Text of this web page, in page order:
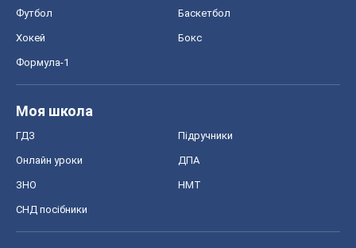
Футбол Баскетбол
Хокей Бокс
Формула-1
Моя школа
ГДЗ Підручники
Онлайн уроки ДПА
ЗНО НМТ
СНД посібники